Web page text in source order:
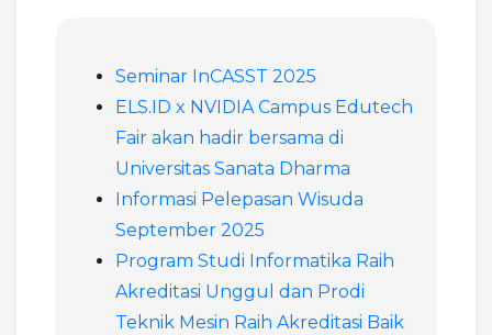
Seminar InCASST 2025
ELS.ID x NVIDIA Campus Edutech
Fair akan hadir bersama di
Universitas Sanata Dharma
Informasi Pelepasan Wisuda
September 2025
Program Studi Informatika Raih
Akreditasi Unggul dan Prodi
Teknik Mesin Raih Akreditasi Baik